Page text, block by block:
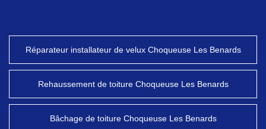
Réparateur installateur de velux Choqueuse Les Benards
Rehaussement de toiture Choqueuse Les Benards
Bâchage de toiture Choqueuse Les Benards